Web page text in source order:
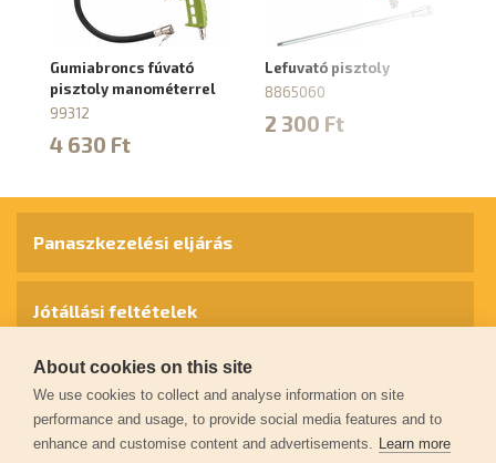
Gumiabroncs fúvató
pisztoly manométerrel
99312
4 630 Ft
Lefuvató pisztoly
8865060
2 300 Ft
Panaszkezelési eljárás
Jótállási feltételek
Személyes adatok védelme
Kapcsolat
About cookies on this site
We use cookies to collect and analyse information on site
performance and usage, to provide social media features and to
enhance and customise content and advertisements. Learn more